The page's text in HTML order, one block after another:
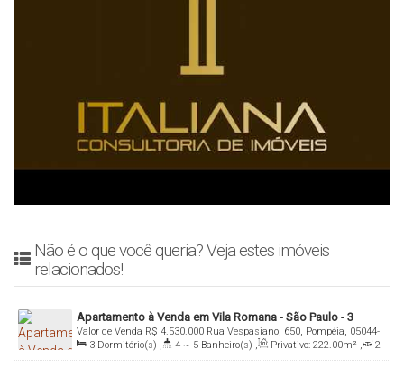
Não é o que você queria? Veja estes imóveis
relacionados!
Apartamento à Venda em Vila Romana - São Paulo - 3
Suítes e 4 Vagas
R$ 4.530.000
Valor de Venda
Rua Vespasiano, 650, Pompéia, 05044-
050, Vila Romana, São Paulo, São Paulo, Brasil
3 Dormitório(s) , 4 ~ 5 Banheiro(s) , Privativo: 222.00m² ,
2
Sala(s) , 3 Suíte(s) , Total: 222.00m² , 4 Vaga(s) ,
Útil: